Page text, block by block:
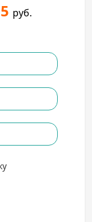
руб.